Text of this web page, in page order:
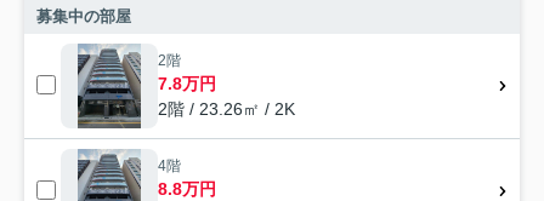
募集中の部屋
2階
7.8万円
2階 / 23.26㎡ / 2K
4階
8.8万円